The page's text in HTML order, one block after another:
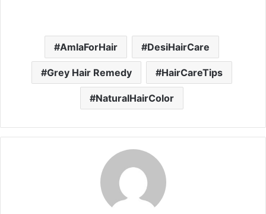
AmlaForHair DesiHairCare
Grey Hair Remedy HairCareTips
NaturalHairColor